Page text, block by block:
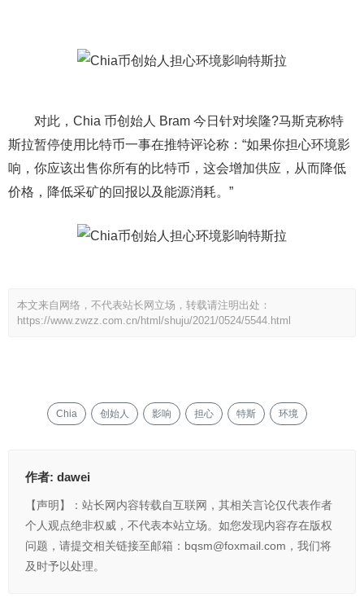
对此，Chia 币创始人 Bram 今日针对埃隆?马斯克称特
斯拉暂停使用比特币一事在推特评论称：“如果你担心环境影
响，你应该出售你所有的比特币，这会增加供应，从而降低
价格，降低采矿的回报以及能源消耗。”
本文来自网络，不代表站长网立场，转载请注明出处：
https://www.zwzz.com.cn/html/shuju/2021/0524/5544.html
Chia 创始人 影响 担心 特斯 环境
作者: dawei
【声明】：站长网内容转载自互联网，其相关言论仅代表作者
个人观点绝非权威，不代表本站立场。如您发现内容存在版权
问题，请提交相关链接至邮箱：bqsm@foxmail.com，我们将
及时予以处理。